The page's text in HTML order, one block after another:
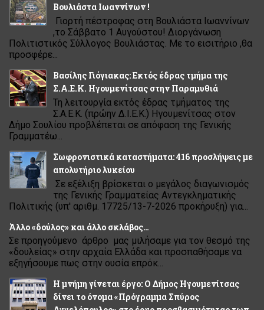
Βουλιάστα Ιωαννίνων !
Γιορτή πέστροφας στη Βουλιάστα Ιωαννίνων
,το Σάββατο 1 Αυγούστου! Διοργάνωση
Πολιτιστικός Σύλλογος Βουλιάστας. Με το εισιτήριο ,θα
προσφέρε...
Βασίλης Γιόγιακας: Εκτός έδρας τμήμα της
Σ.Α.Ε.Κ. Ηγουμενίτσας στην Παραμυθιά
Τη λειτουργία εκτός έδρας τμήματος της
Σ.Α.Ε.Κ. (πρώην Δ.Ι.Ε.Κ.) Ηγουμενίτσας στον
Δήμο Σουλίου προβλέπεται σε απόφαση της Γενικής
Γραμματέω...
Σωφρονιστικά καταστήματα: 416 προσλήψεις με
απολυτήριο λυκείου
Σε εξέλιξη βρίσκεται ο μεγάλος διαγωνισμός
της Γενικής Γραμματείας Αντεγκληματικής
Πολιτικής (υπ' αριθμ. 17725/13-7-2026 προκήρυξη) για...
Άλλο «δούλος» και άλλο σκλάβος…
Σε προηγούμενο άρθρο μας μιλήσαμε για τον θεσμό της
«δουλείας» στην αρχαία Ελλάδα και προσπαθήσαμε να
εξηγήσουμε πως στην ουσία επρόκ...
Η μνήμη γίνεται έργο: Ο Δήμος Ηγουμενίτσας
δίνει το όνομα «Πρόγραμμα Σπύρος